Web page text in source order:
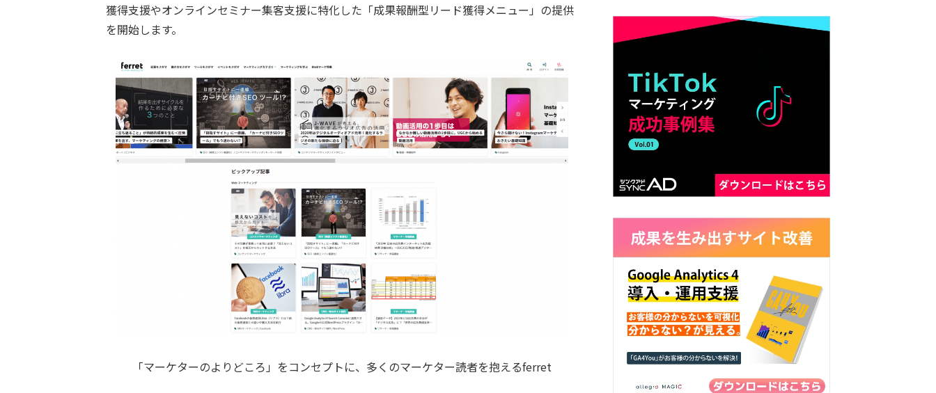
獲得支援やオンラインセミナー集客支援に特化した「成果報酬型リード獲得メニュー」の提供
を開始します。
「マーケターのよりどころ」をコンセプトに、多くのマーケター読者を抱えるferret